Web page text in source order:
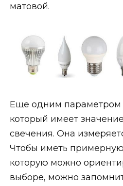
матовой.
Еще одним параметром
который имеет
свечения. Она
Чтобы иметь
которую можно
выборе, можно